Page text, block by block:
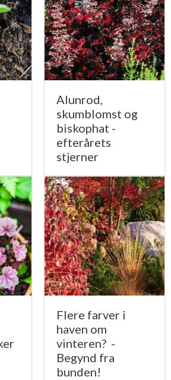
Alunrod,
skumblomst og
biskophat -
efterårets
stjerner
Flere farver i
haven om
vinteren? -
Begynd fra
bunden!